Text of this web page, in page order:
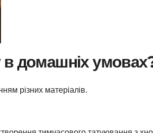
домашніх
різних матеріалів.